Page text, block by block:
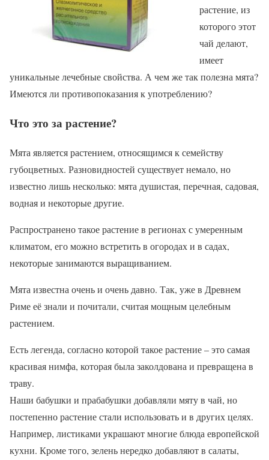
растение, из
которого этот
чай делают,
имеет
уникальные лечебные свойства. А чем же так полезна мята?
Имеются ли противопоказания к употреблению?
Что это за растение?
Мята является растением, относящимся к семейству
губоцветных. Разновидностей существует немало, но
известно лишь несколько: мята душистая, перечная, садовая,
водная и некоторые другие.
Распространено такое растение в регионах с умеренным
климатом, его можно встретить в огородах и в садах,
некоторые занимаются выращиванием.
Мята известна очень и очень давно. Так, уже в Древнем
Риме её знали и почитали, считая мощным целебным
растением.
Есть легенда, согласно которой такое растение – это самая
красивая нимфа, которая была заколдована и превращена в
траву.
Наши бабушки и прабабушки добавляли мяту в чай, но
постепенно растение стали использовать и в других целях.
Например, листиками украшают многие блюда европейской
кухни. Кроме того, зелень нередко добавляют в салаты,